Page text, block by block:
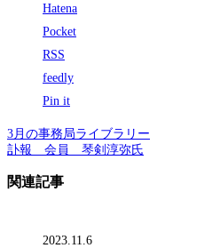
Hatena
Pocket
RSS
feedly
Pin it
3月の事務局ライブラリー
訃報 会員 琴剣淳弥氏
関連記事
2023.11.6